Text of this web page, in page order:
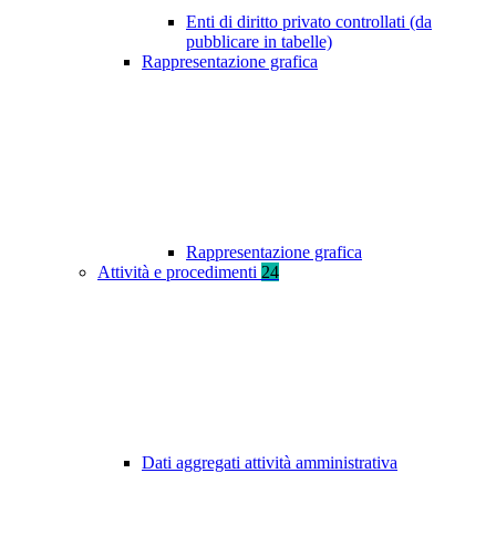
Enti di diritto privato controllati (da
pubblicare in tabelle)
Rappresentazione grafica
Rappresentazione grafica
Attività e procedimenti 24
Dati aggregati attività amministrativa